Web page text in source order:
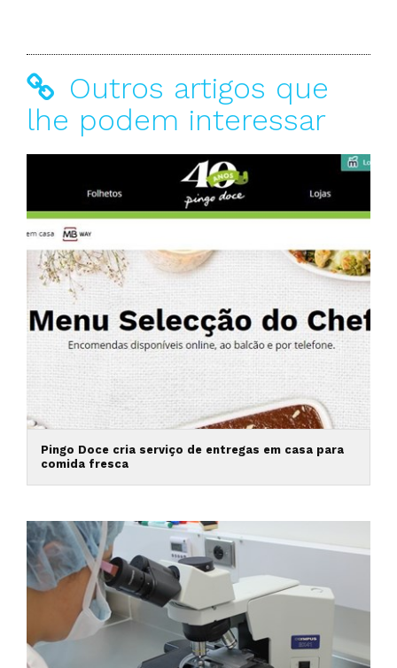
Outros artigos que
lhe podem interessar
Pingo Doce cria serviço de entregas em casa para
comida fresca